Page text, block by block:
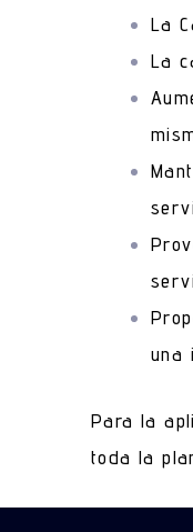
La
La
una
Para la
toda la